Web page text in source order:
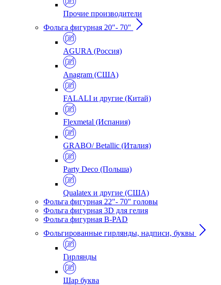
Прочие производители
Фольга фигурная 20"- 70"
AGURA (Россия)
Anagram (США)
FALALI и другие (Китай)
Flexmetal (Испания)
GRABO/ Betallic (Италия)
Party Deco (Польша)
Qualatex и другие (США)
Фольга фигурная 22"- 70" головы
Фольга фигурная 3D для гелия
Фольга фигурная B-PAD
Фольгированные гирлянды, надписи, буквы
Гирлянды
Шар буква